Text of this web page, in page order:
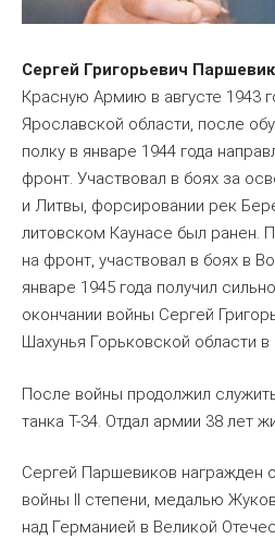
Сергей Григорьевич
Красную Армию в августе 1943
Ярославской области, после
полку в январе 1944 года
фронт. Участвовал в боях за
и Литвы, форсировании рек
литовском Каунасе был ранен.
на фронт, участвовал в боях в
январе 1945 года получил
окончании войны Сергей
Шахунья Горьковской области в
После войны продолжил
танка Т-34. Отдал армии 38 лет
Сергей Паршевиков награжден
войны II степени, медалью
над Германией в Великой